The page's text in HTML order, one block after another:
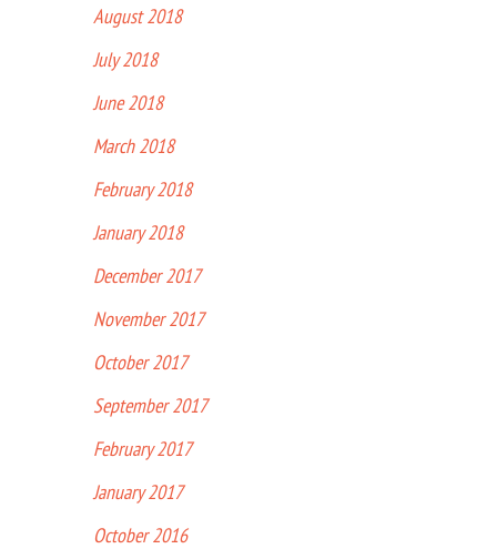
August 2018
July 2018
June 2018
March 2018
February 2018
January 2018
December 2017
November 2017
October 2017
September 2017
February 2017
January 2017
October 2016